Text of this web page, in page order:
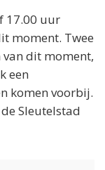
17.00 uur
moment. Twee
dit moment,
een
komen voorbij.
Sleutelstad